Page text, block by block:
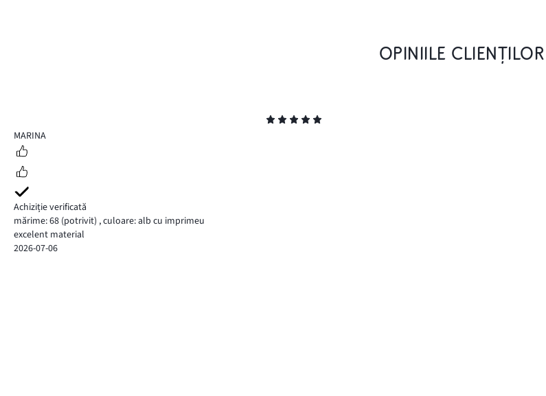
OPINIILE CLIENȚILOR
5
MARINA
Achiziție verificată
mărime: 68 (potrivit) ,culoare: alb cu imprimeu
excelent material
2026-07-06